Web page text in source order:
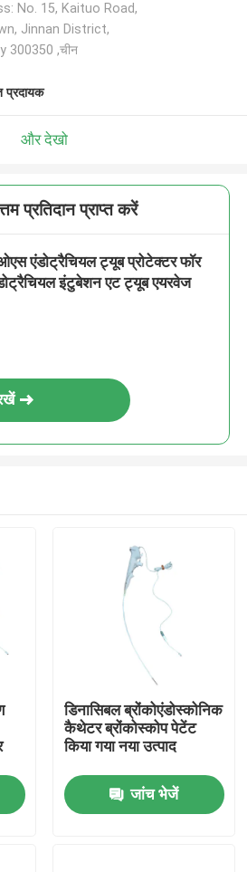
No. 15, Kaituo Road,
Jinnan District,
300350 ,चीन
प्रदायक
और देखो
प्रतिदान प्राप्त करें
एंडोट्रैचियल ट्यूब प्रोटेक्टर फॉर
इंटुबेशन एट ट्यूब एयरवेज
डिनासिबल ब्रोंकोएंडोस्कोनिक
कैथेटर ब्रोंकोस्कोप पेटेंट
किया गया नया उत्पाद
जांच भेजें